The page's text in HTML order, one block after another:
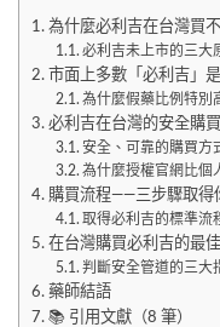
為什麼必利吉在台灣買
必利吉未上市的三大
市面上多數「必利吉」
為什麼假藥比例特別
必利吉在台灣的安全購
安全、可靠的購買方
為什麼授權官網比個
購買流程——三步驟取得
取得必利吉的標準流
在台灣購買必利吉的最
判斷安全管道的三大
藥師結語
📚 引用文獻（8 筆）